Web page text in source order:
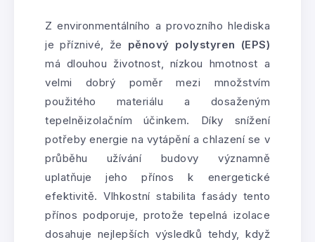
Z environmentálního a provozního hlediska
je příznivé, že pěnový polystyren (EPS)
má dlouhou životnost, nízkou hmotnost a
velmi dobrý poměr mezi množstvím
použitého materiálu a dosaženým
tepelněizolačním účinkem. Díky snížení
potřeby energie na vytápění a chlazení se v
průběhu užívání budovy významně
uplatňuje jeho přínos k energetické
efektivitě. Vlhkostní stabilita fasády tento
přínos podporuje, protože tepelná izolace
dosahuje nejlepších výsledků tehdy, když